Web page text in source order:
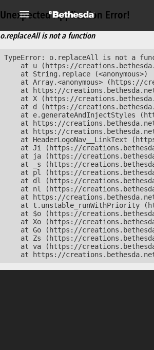
Unexpected Application Error!
o.replaceAll is not a function
TypeError: o.replaceAll is not a
at u (https://
    at String.replace (<anonymous>)
at Array.<anonymous> (https://
at https://
at X (https://
at d (https://
at e.generateAndInjectStyles
at https://
at https://
at HeaderLogoNav__LinkText
at Ji (https://
at ja (https://
at _s (https://
at pl (https://
at dl (https://
at nl (https://
at https://
at t.unstable_runWithPriority
at $o (https://
at Xo (https://
at Go (https://
at Zs (https://
at va (https://
at https://